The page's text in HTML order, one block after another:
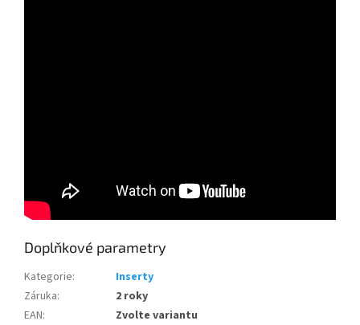
Doplňkové parametry
Kategorie:
Inserty
Záruka:
2 roky
EAN:
Zvolte variantu